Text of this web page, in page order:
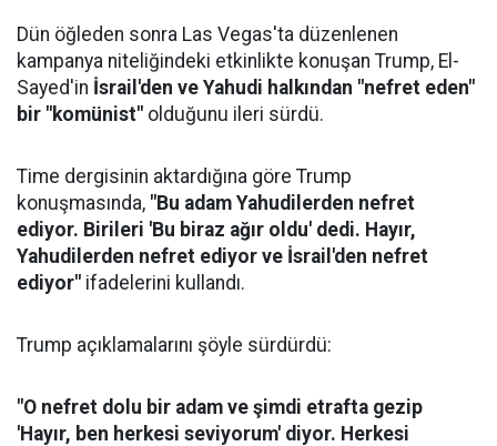
Dün öğleden sonra Las Vegas'ta düzenlenen
kampanya niteliğindeki etkinlikte konuşan Trump, El-
Sayed'in İsrail'den ve Yahudi halkından "nefret eden"
bir "komünist" olduğunu ileri sürdü.
Time dergisinin aktardığına göre Trump
konuşmasında, "Bu adam Yahudilerden nefret
ediyor. Birileri 'Bu biraz ağır oldu' dedi. Hayır,
Yahudilerden nefret ediyor ve İsrail'den nefret
ediyor" ifadelerini kullandı.
Trump açıklamalarını şöyle sürdürdü:
"O nefret dolu bir adam ve şimdi etrafta gezip
'Hayır, ben herkesi seviyorum' diyor. Herkesi